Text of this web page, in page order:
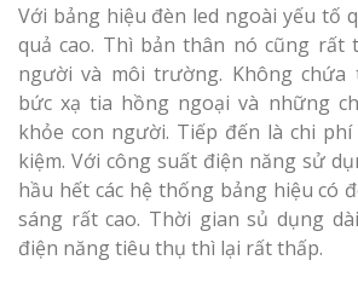
Với bảng hiệu đèn led ngoài yếu tố
quả cao. Thì bản thân nó cũng rất
người và môi trường. Không chứa
bức xạ tia hồng ngoại và những
khỏe con người. Tiếp đến là chi
kiệm. Với công suất điện năng sử
hầu hết các hệ thống bảng hiệu có
sáng rất cao. Thời gian sủ dụng
điện năng tiêu thụ thì lại rất thấp.